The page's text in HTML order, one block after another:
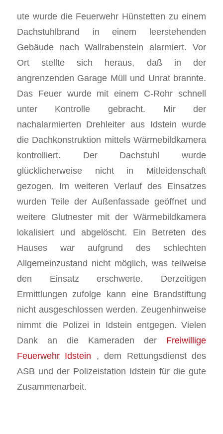
ute wurde die Feuerwehr Hünstetten zu einem
Dachstuhlbrand in einem leerstehenden
Gebäude nach Wallrabenstein alarmiert. Vor
Ort stellte sich heraus, daß in der
angrenzenden Garage Müll und Unrat brannte.
Das Feuer wurde mit einem C-Rohr schnell
unter Kontrolle gebracht. Mir der
nachalarmierten Drehleiter aus Idstein wurde
die Dachkonstruktion mittels Wärmebildkamera
kontrolliert. Der Dachstuhl wurde
glücklicherweise nicht in Mitleidenschaft
gezogen. Im weiteren Verlauf des Einsatzes
wurden Teile der Außenfassade geöffnet und
weitere Glutnester mit der Wärmebildkamera
lokalisiert und abgelöscht. Ein Betreten des
Hauses war aufgrund des schlechten
Allgemeinzustand nicht möglich, was teilweise
den Einsatz erschwerte. Derzeitigen
Ermittlungen zufolge kann eine Brandstiftung
nicht ausgeschlossen werden. Zeugenhinweise
nimmt die Polizei in Idstein entgegen. Vielen
Dank an die Kameraden der Freiwillige
Feuerwehr Idstein , dem Rettungsdienst des
ASB und der Polizeistation Idstein für die gute
Zusammenarbeit.